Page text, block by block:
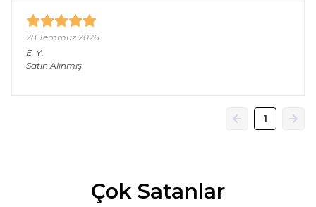
28 Temmuz 2026
E. Y.
Satın Alınmış
1
Çok Satanlar